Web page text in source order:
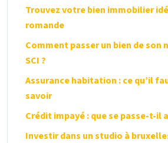
Trouvez votre bien immobilier
romande
Comment passer un bien de son
SCI ?
Assurance habitation : ce qu’il
savoir
Crédit impayé : que se passe-t-il
Investir dans un studio à